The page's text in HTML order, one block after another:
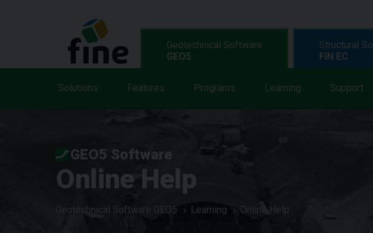
Geotechnical Software
GEO5
Solutions Features Programs Learning Support
Structural
FIN EC
GEO5 Software
Online Help
Geotechnical Software GEO5 Learning Online Help